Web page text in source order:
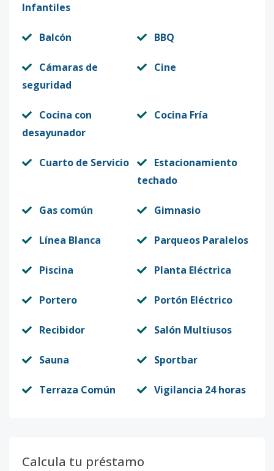
Infantiles
Balcón BBQ
Cámaras de
seguridad
Cine
Cocina con
desayunador
Cocina Fría
Cuarto de Servicio
Estacionamiento
techado
Gas común Gimnasio
Línea Blanca Parqueos Paralelos
Piscina Planta Eléctrica
Portero Portón Eléctrico
Recibidor Salón Multiusos
Sauna Sportbar
Terraza Común Vigilancia 24 horas
Calcula tu préstamo